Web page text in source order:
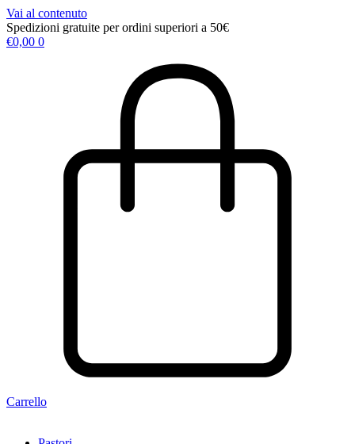
Vai al contenuto
Spedizioni gratuite per ordini superiori a 50€
€0,00 0
Carrello